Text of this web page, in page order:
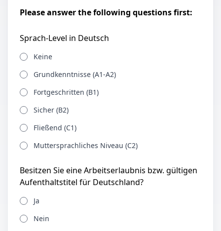
Please answer the following questions first:
Sprach-Level in Deutsch
Keine
Grundkenntnisse (A1-A2)
Fortgeschritten (B1)
Sicher (B2)
Fließend (C1)
Muttersprachliches Niveau (C2)
Besitzen Sie eine Arbeitserlaubnis bzw. gültigen
Aufenthaltstitel für Deutschland?
Ja
Nein